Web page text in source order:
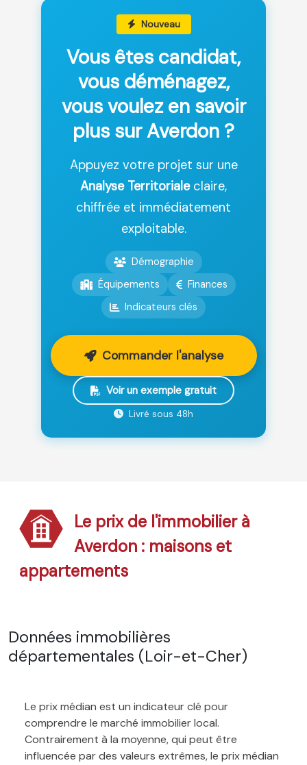
Nouveau
Vous êtes candidat,
vous déménagez,
vous voulez en savoir
plus sur Averdon ?
Appuyez votre projet sur une
Analyse Territorialeclaire,
chiffrée et immédiatement
exploitable.
Démographie
Équipements
Finances
Indicateurs clés
Commander l'analyse
Voir un exemple gratuit
Livré sous 48h
Le prix de l'immobilier à
Averdon : maisons et
appartements
Données immobilières
départementales (Loir-et-Cher)
Le prix médian est un indicateur clé pour
comprendre le marché immobilier local.
Contrairement à la moyenne, qui peut être
influencée par des valeurs extrêmes, le prix médian